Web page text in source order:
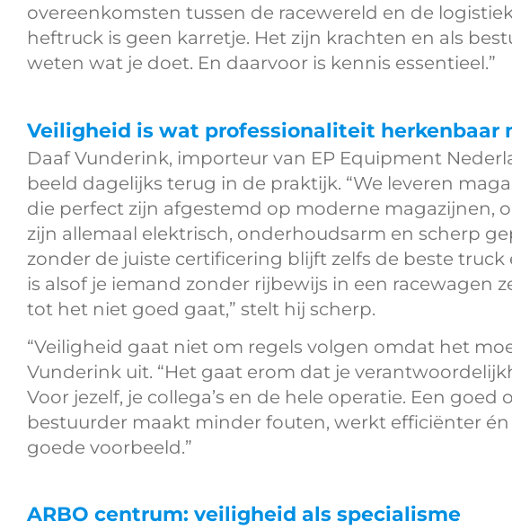
overeenkomsten tussen de racewereld en de
heftruck is geen karretje. Het zijn krachten en als
weten wat je doet. En daarvoor is kennis essentieel.”
Veiligheid is wat professionaliteit herkenbaar
Daaf Vunderink, importeur van EP Equipment
beeld dagelijks terug in de praktijk. “We leveren
die perfect zijn afgestemd op moderne magazijnen,
zijn allemaal elektrisch, onderhoudsarm en scherp
zonder de juiste certificering blijft zelfs de beste truck
is alsof je iemand zonder rijbewijs in een racewagen
tot het niet goed gaat,” stelt hij scherp.
“Veiligheid gaat niet om regels volgen omdat het
Vunderink uit. “Het gaat erom dat je
Voor jezelf, je collega’s en de hele operatie. Een goed
bestuurder maakt minder fouten, werkt efficiënter
goede voorbeeld.”
ARBO centrum: veiligheid als specialisme